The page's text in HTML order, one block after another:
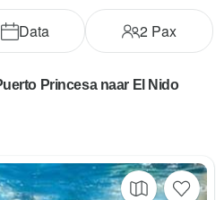
Data 2 Pax
Princesa naar El Nido